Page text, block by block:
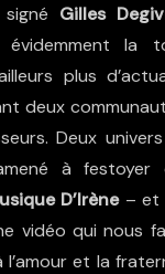
Gilles
la
plus
deux
Deux
à festoyer
D’Irène– et
vidéo qui nous
et la